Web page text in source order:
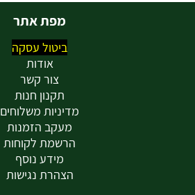
מפת אתר
ביטול עסקה
אודות
צור קשר
תקנון חנות
מדיניות משלוחים
מעקב הזמנות
הרשמת לקוחות
מידע נוסף
הצהרת נגישות